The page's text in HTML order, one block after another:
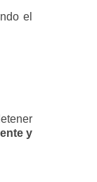
el
y